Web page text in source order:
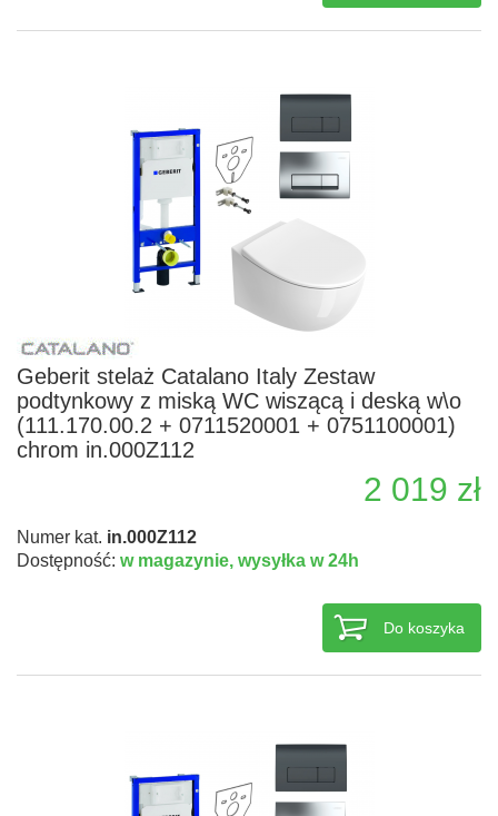
Geberit stelaż Catalano Italy Zestaw
podtynkowy z miską WC wiszącą i deską w\o
(111.170.00.2 + 0711520001 + 0751100001)
chrom in.000Z112
2 019 zł
Numer kat. in.000Z112
Dostępność: w magazynie, wysyłka w 24h
Do koszyka